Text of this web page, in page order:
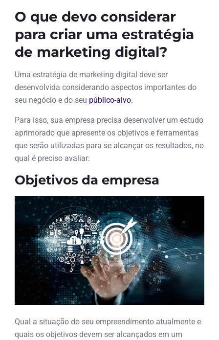
O que devo considerar
para criar uma estratégia
de marketing digital?
Uma estratégia de marketing digital deve ser
desenvolvida considerando aspectos importantes do
seu negócio e do seu público-alvo.
Para isso, sua empresa precisa desenvolver um estudo
aprimorado que apresente os objetivos e ferramentas
que serão utilizadas para se alcançar os resultados, no
qual é preciso avaliar:
Objetivos da empresa
Qual a situação do seu empreendimento atualmente e
quais os objetivos devem ser alcançados em um